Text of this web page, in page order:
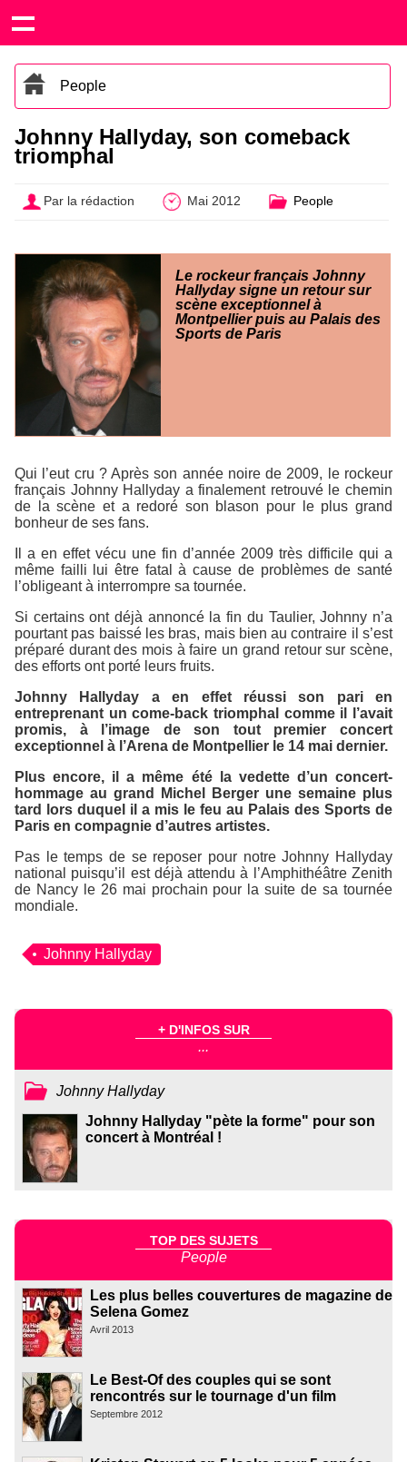
People
Johnny Hallyday, son comeback
triomphal
Par la rédaction Mai 2012 People
Le rockeur français Johnny
Hallyday signe un retour sur
scène exceptionnel à
Montpellier puis au Palais des
Sports de Paris
Qui l’eut cru ? Après son année noire de 2009, le rockeur
français Johnny Hallyday a finalement retrouvé le chemin
de la scène et a redoré son blason pour le plus grand
bonheur de ses fans.
Il a en effet vécu une fin d’année 2009 très difficile qui a
même failli lui être fatal à cause de problèmes de santé
l’obligeant à interrompre sa tournée.
Si certains ont déjà annoncé la fin du Taulier, Johnny n’a
pourtant pas baissé les bras, mais bien au contraire il s’est
préparé durant des mois à faire un grand retour sur scène,
des efforts ont porté leurs fruits.
Johnny Hallyday a en effet réussi son pari en
entreprenant un come-back triomphal comme il l’avait
promis, à l’image de son tout premier concert
exceptionnel à l’Arena de Montpellier le 14 mai dernier.
Plus encore, il a même été la vedette d’un concert-
hommage au grand Michel Berger une semaine plus
tard lors duquel il a mis le feu au Palais des Sports de
Paris en compagnie d’autres artistes.
Pas le temps de se reposer pour notre Johnny Hallyday
national puisqu’il est déjà attendu à l’Amphithéâtre Zenith
de Nancy le 26 mai prochain pour la suite de sa tournée
mondiale.
Johnny Hallyday
+ D'INFOS SUR
...
Johnny Hallyday
Johnny Hallyday "pète la forme" pour son
concert à Montréal !
TOP DES SUJETS
People
Les plus belles couvertures de magazine de
Selena Gomez
Avril 2013
Le Best-Of des couples qui se sont
rencontrés sur le tournage d'un film
Septembre 2012